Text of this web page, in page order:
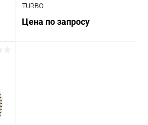
TURBO
Цена по запросу